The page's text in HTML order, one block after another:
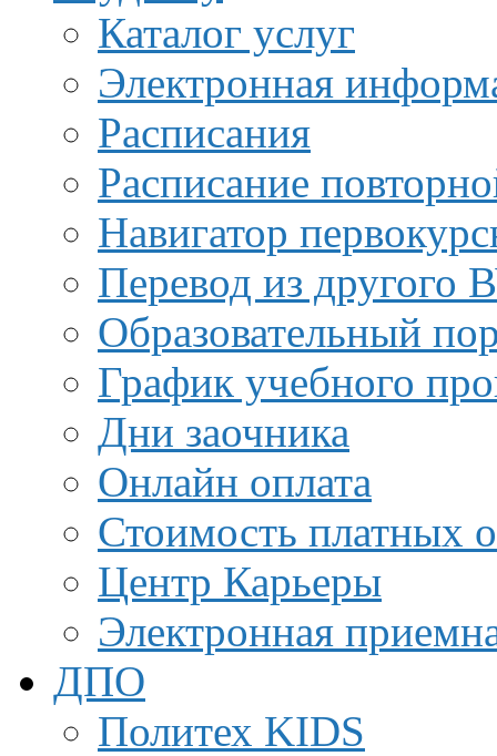
Каталог услуг
Электронная
Расписания
Расписание
Навигатор
Перевод из другого
Образовательный
График учебного
Дни заочника
Онлайн оплата
Стоимость платных
Центр Карьеры
Электронная
ДПО
Политех KIDS